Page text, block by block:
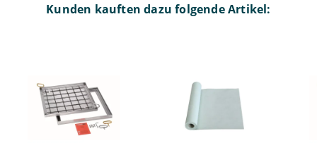
Kunden kauften dazu folgende Artikel: